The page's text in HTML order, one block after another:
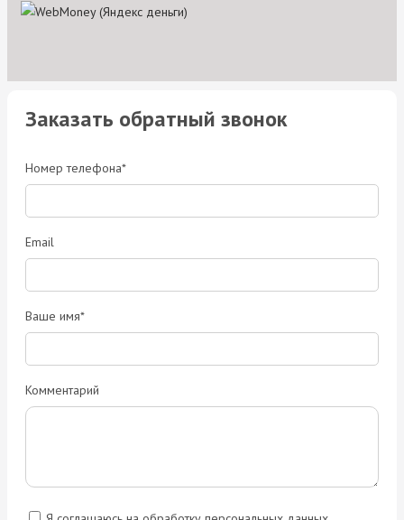
Заказать обратный звонок
Номер телефона*
Email
Ваше имя*
Комментарий